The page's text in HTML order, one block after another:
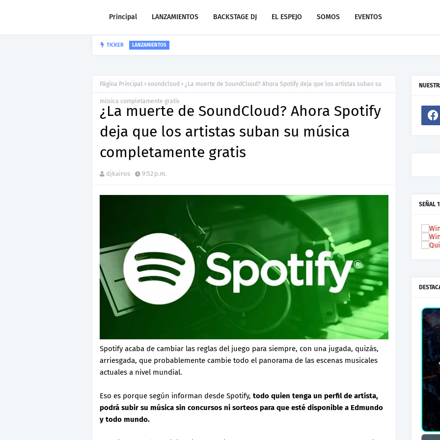
Principal LANZAMIENTOS BACKSTAGE DJ EL ESPEJO SOMOS EVENTOS
TICKER CARLOS GARIBAY JR
Página Principal soundcloud ¿La muerte de SoundCloud? Ahora Spotify deja que los artistas suban su
música completamente gratis
¿La muerte de SoundCloud? Ahora Spotify
deja que los artistas suban su música
completamente gratis
djkairos 9:52 p.m.
Spotify acaba de cambiar las reglas del juego para siempre, con una jugada, quizás,
arriesgada, que probablemente cambie todo el panorama de las escenas musicales
actuales a nivel mundial.
Eso es porque según informan desde Spotify, todo quien tenga un perfil de artista,
podrá subir su música sin concursos ni sorteos para que esté disponible a Edmundo
y todo mundo.
SEÑAL 1